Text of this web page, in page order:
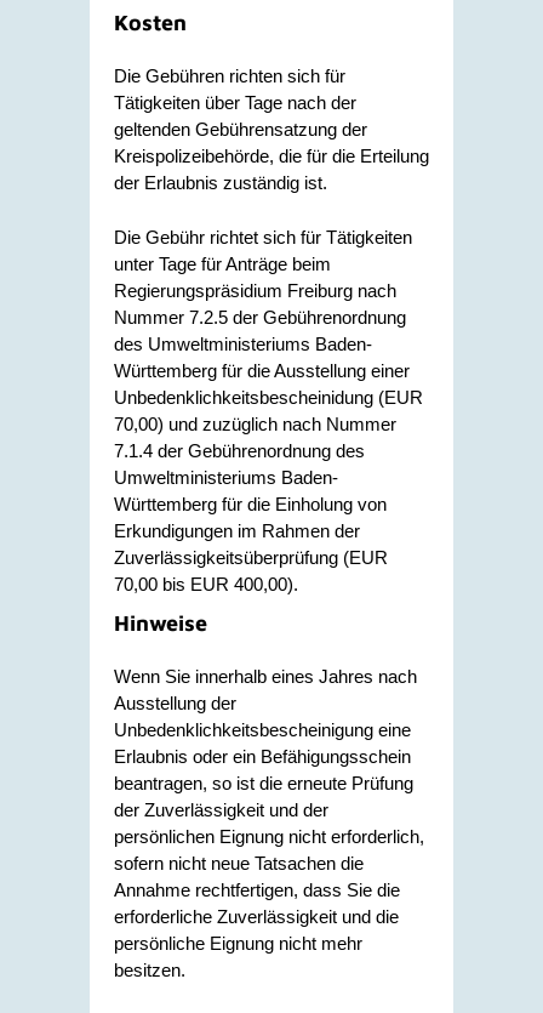
Kosten
Die Gebühren richten sich für
Tätigkeiten über Tage nach der
geltenden Gebührensatzung der
Kreispolizeibehörde, die für die Erteilung
der Erlaubnis zuständig ist.
Die Gebühr richtet sich für Tätigkeiten
unter Tage für Anträge beim
Regierungspräsidium Freiburg nach
Nummer 7.2.5 der Gebührenordnung
des Umweltministeriums Baden-
Württemberg für die Ausstellung einer
Unbedenklichkeitsbescheinidung (EUR
70,00) und zuzüglich nach Nummer
7.1.4 der Gebührenordnung des
Umweltministeriums Baden-
Württemberg für die Einholung von
Erkundigungen im Rahmen der
Zuverlässigkeitsüberprüfung (EUR
70,00 bis EUR 400,00).
Hinweise
Wenn Sie innerhalb eines Jahres nach
Ausstellung der
Unbedenklichkeitsbescheinigung eine
Erlaubnis oder ein Befähigungsschein
beantragen, so ist die erneute Prüfung
der Zuverlässigkeit und der
persönlichen Eignung nicht erforderlich,
sofern nicht neue Tatsachen die
Annahme rechtfertigen, dass Sie die
erforderliche Zuverlässigkeit und die
persönliche Eignung nicht mehr
besitzen.